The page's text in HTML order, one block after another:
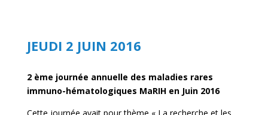
JEUDI 2 JUIN 2016
2 ème journée annuelle des maladies rares
immuno-hématologiques MaRIH en Juin 2016